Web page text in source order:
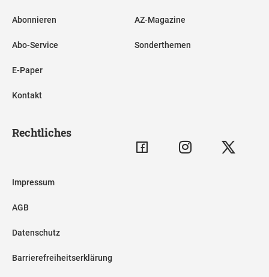
Abonnieren
Abo-Service
E-Paper
Kontakt
AZ-Magazine
Sonderthemen
Rechtliches
Impressum
AGB
Datenschutz
Barrierefreiheitserklärung